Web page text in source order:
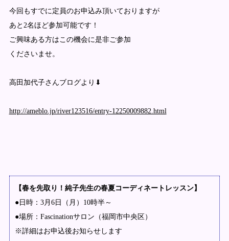
今回もすでに定員のお申込み頂いておりますが
あと2名ほど参加可能です！
ご興味ある方はこの機会に是非ご参加
くださいませ。
高田加代子さんブログより⬇︎
http://ameblo.jp/river123516/entry-12250009882.html
【春を先取り！純子先生の春夏コーディネートレッスン】
●日時：3月6日（月）10時半～
●場所：Fascinationサロン（福岡市中央区）
※詳細はお申込後お知らせします